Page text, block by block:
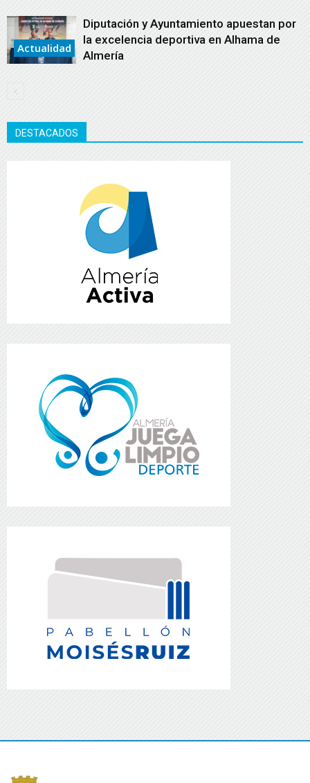
Actualidad
Diputación y Ayuntamiento apuestan por
la excelencia deportiva en Alhama de
Almería
DESTACADOS